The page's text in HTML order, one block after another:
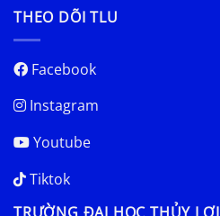
THEO DÕI TLU
Facebook
Instagram
Youtube
Tiktok